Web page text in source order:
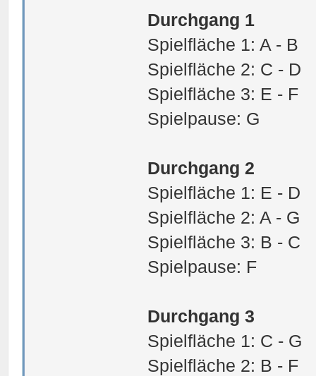
Durchgang 1
Spielfläche 1: A - B
Spielfläche 2: C - D
Spielfläche 3: E - F
Spielpause: G
Durchgang 2
Spielfläche 1: E - D
Spielfläche 2: A - G
Spielfläche 3: B - C
Spielpause: F
Durchgang 3
Spielfläche 1: C - G
Spielfläche 2: B - F